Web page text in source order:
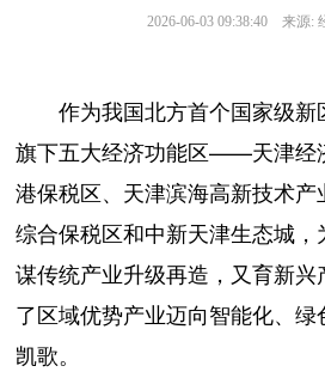
2026-06-03 09:38:40 来源:
作为我国北方首个国家级新
旗下五大经济功能区——天津经
港保税区、天津滨海高新技术
综合保税区和中新天津生态城，
谋传统产业升级再造，又育新
了区域优势产业迈向智能化、
凯歌。